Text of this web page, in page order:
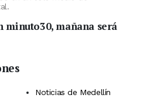
minuto30, mañana será
Noticias de Medellín